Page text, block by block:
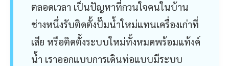
ตลอดเวลา เป็นปัญหาที่กวนใจคนในบ้าน
ช่างหนึ่งรับติดตั้งปั๊มน้ำใหม่แทนเครื่องเก่าที่
เสีย หรือติดตั้งระบบใหม่ทั้งหมดพร้อมแท้งค์
น้ำ เราออกแบบการเดินท่อแบบมีระบบ